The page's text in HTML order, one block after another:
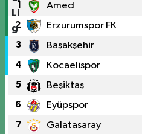
1 Amed
2 Erzurumspor FK
3 Başakşehir
4 Kocaelispor
5 Beşiktaş
6 Eyüpspor
7 Galatasaray